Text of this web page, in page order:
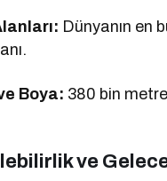
Dünyanın en
Boya: 380 bin
ve